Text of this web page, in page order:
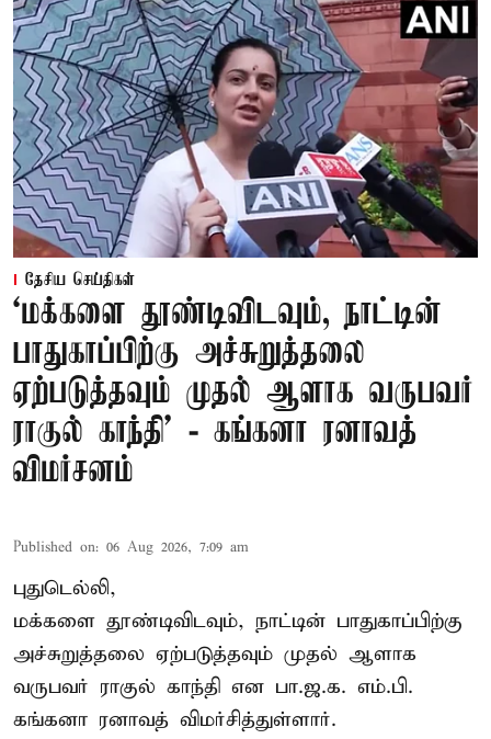
தேசிய செய்திகள்
‘மக்களை தூண்டிவிடவும், நாட்டின்
பாதுகாப்பிற்கு அச்சுறுத்தலை
ஏற்படுத்தவும் முதல் ஆளாக வருபவர்
ராகுல் காந்தி’ - கங்கனா ரனாவத்
விமர்சனம்
Published on: 06 Aug 2026, 7:09 am
புதுடெல்லி,
மக்களை தூண்டிவிடவும், நாட்டின் பாதுகாப்பிற்கு
அச்சுறுத்தலை ஏற்படுத்தவும் முதல் ஆளாக
வருபவர் ராகுல் காந்தி என பா.ஜ.க. எம்.பி.
கங்கனா ரனாவத் விமர்சித்துள்ளார்.